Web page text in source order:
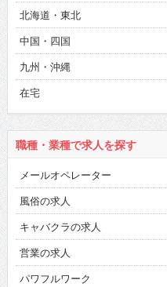
北海道・東北
中国・四国
九州・沖縄
在宅
職種・業種で求人を探す
メールオペレーター
風俗の求人
キャバクラの求人
営業の求人
パワフルワーク